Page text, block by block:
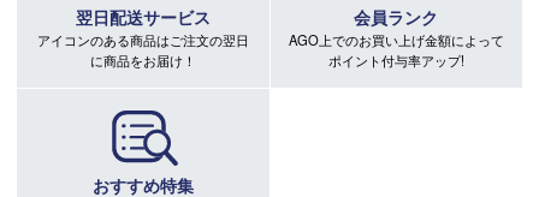
翌日配送サービス
アイコンのある商品はご注文の翌日
に商品をお届け！
会員ランク
AGO上でのお買い上げ金額によって
ポイント付与率アップ!
おすすめ特集